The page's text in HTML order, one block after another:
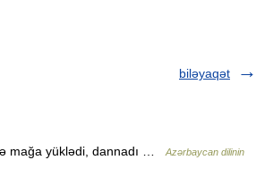
biləyaqət
mağa yüklədi, dannadı …
Azərbaycan dilinin